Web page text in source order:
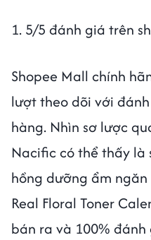
1. 5/5 đánh giá trên
Shopee Mall chính
lượt theo dõi với
hàng. Nhìn sơ lược
Nacific có thể thấy là
hồng dưỡng ẩm
Real Floral Toner
bán ra và 100%